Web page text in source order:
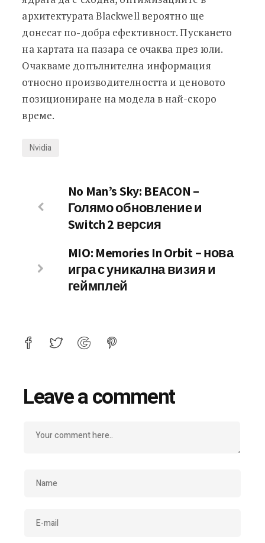
архитектурата Blackwell вероятно ще
донесат по-добра ефективност. Пускането
на картата на пазара се очаква през юли.
Очакваме допълнителна информация
относно производителността и ценовото
позициониране на модела в най-скоро
време.
Nvidia
No Man’s Sky: BEACON –
Голямо обновление и
Switch 2 версия
MIO: Memories In Orbit – нова
игра с уникална визия и
геймплей
Leave a comment